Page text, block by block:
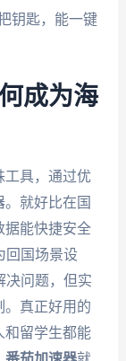
钥匙，能一键
成为海
工具，通过优
就好比在国
据能快捷安全
回国场景设
决问题，但实
。真正好用的
和留学生都能